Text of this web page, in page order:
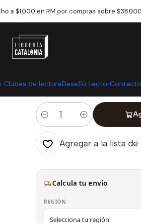
Clubes de lecturaDesafío LectorContacto
a $1.000 en RM por compras sobre $38.000
y Ensayo Ensayo Estar Enfermo
|
Estar Enfermo
Mostrar stock de
Cantidad
Agregar a la lista
Calcula tu envío
REGIÓN